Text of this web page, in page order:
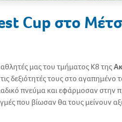
Cup στο
μας του τμήματος Κ8 της
δεξιότητές τους στο αγαπημένο
πνεύμα και εφάρμοσαν στην
που βίωσαν θα τους μείνουν